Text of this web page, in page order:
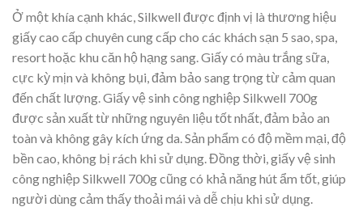
Ở một khía cạnh khác, Silkwell được định vị là thương hiệu
giấy cao cấp chuyên cung cấp cho các khách sạn 5 sao, spa,
resort hoặc khu căn hộ hạng sang. Giấy có màu trắng sữa,
cực kỳ mịn và không bụi, đảm bảo sang trọng từ cảm quan
đến chất lượng. Giấy vệ sinh công nghiệp Silkwell 700g
được sản xuất từ những nguyên liệu tốt nhất, đảm bảo an
toàn và không gây kích ứng da. Sản phẩm có độ mềm mại, độ
bền cao, không bị rách khi sử dụng. Đồng thời, giấy vệ sinh
công nghiệp Silkwell 700g cũng có khả năng hút ẩm tốt, giúp
người dùng cảm thấy thoải mái và dễ chịu khi sử dụng.